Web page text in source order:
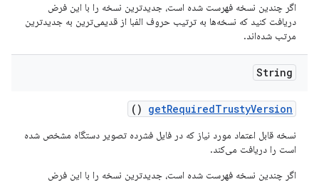
اگر چندین نسخه فهرست شده است، جدیدترین نسخه را با این فرض
دریافت کنید که نسخه‌ها به ترتیب حروف الفبا از قدیمی‌ترین به جدیدترین
مرتب شده‌اند.
String
getRequiredTrustyVersion
()
نسخه قابل اعتماد مورد نیاز که در فایل فشرده تصویر دستگاه مشخص شده
است را دریافت می‌کند.
اگر چندین نسخه فهرست شده است، جدیدترین نسخه را با این فرض